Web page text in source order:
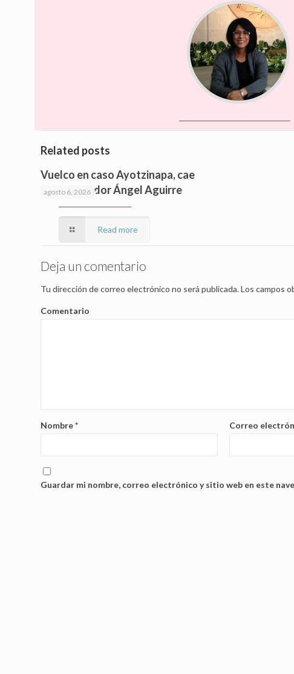
Related posts
agosto 6, 2026
Vuelco en caso Ayotzinapa, cae
exgobernador Ángel Aguirre
Read more
Deja un comentario
Tu dirección de correo electrónico no será publicada.Los campos
Comentario
Nombre* Correo
Guardar mi nombre, correo electrónico y sitio web en este